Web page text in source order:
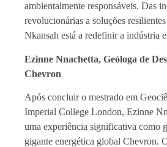
ambientalmente responsáveis. Das
revolucionárias a soluções
Nkansah está a redefinir a indústria
Ezinne Nnachetta, Geóloga de
Chevron
Após concluir o mestrado em
Imperial College London, Ezinne
uma experiência significativa como
gigante energética global Chevron.